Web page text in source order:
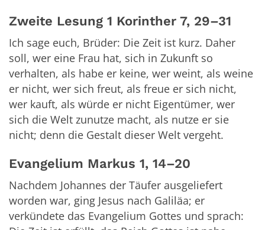
Zweite Lesung 1 Korinther 7, 29–31
Ich sage euch, Brüder: Die Zeit ist kurz. Daher
soll, wer eine Frau hat, sich in Zukunft so
verhalten, als habe er keine, wer weint, als weine
er nicht, wer sich freut, als freue er sich nicht,
wer kauft, als würde er nicht Eigentümer, wer
sich die Welt zunutze macht, als nutze er sie
nicht; denn die Gestalt dieser Welt vergeht.
Evangelium Markus 1, 14–20
Nachdem Johannes der Täufer ausgeliefert
worden war, ging Jesus nach Galiläa; er
verkündete das Evangelium Gottes und sprach: